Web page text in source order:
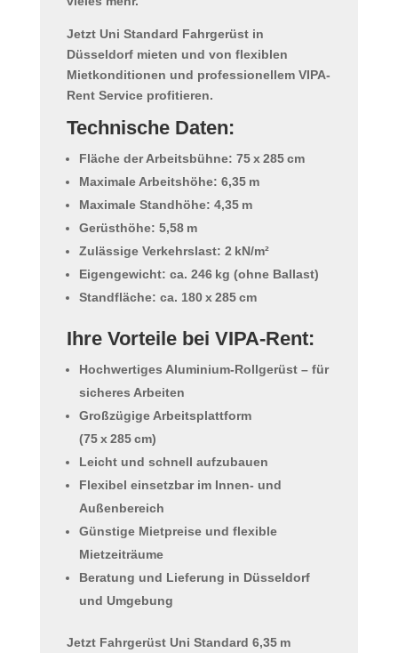
Jetzt Uni Standard Fahrgerüst in
Düsseldorf mieten und von flexiblen
Mietkonditionen und professionellem VIPA-
Rent Service profitieren.
Technische Daten:
Fläche der Arbeitsbühne: 75 x 285 cm
Maximale Arbeitshöhe: 6,35 m
Maximale Standhöhe: 4,35 m
Gerüsthöhe: 5,58 m
Zulässige Verkehrslast: 2 kN/m²
Eigengewicht: ca. 246 kg (ohne Ballast)
Standfläche: ca. 180 x 285 cm
Ihre Vorteile bei VIPA-Rent:
Hochwertiges Aluminium-Rollgerüst – für
sicheres Arbeiten
Großzügige Arbeitsplattform
(75 x 285 cm)
Leicht und schnell aufzubauen
Flexibel einsetzbar im Innen- und
Außenbereich
Günstige Mietpreise und flexible
Mietzeiträume
Beratung und Lieferung in Düsseldorf
und Umgebung
Jetzt Fahrgerüst Uni Standard 6,35 m